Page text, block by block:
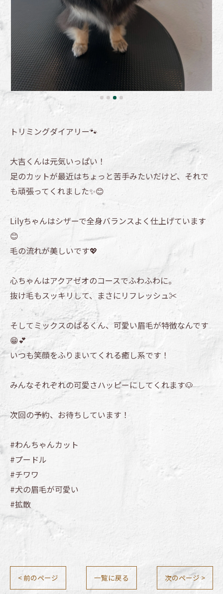
トリミングダイアリー🐾
大吉くんは元気いっぱい！
足のカットが最近はちょっと苦手みたいだけど、それで
も頑張ってくれました✨😊
Lilyちゃんはシザーで全身バランスよく仕上げています
😊
毛の流れが美しいです💖
心ちゃんはアクアゼオのコースでふわふわに。
抜け毛もスッキリして、まさにリフレッシュ✂️
そしてミックスのぱるくん、可愛い眉毛が特徴なんです
😁💕
いつも笑顔をふりまいてくれる癒し系です！
みんなそれぞれの可愛さハッピーにしてくれます🐶
次回の予約、お待ちしています！
#わんちゃんカット
#プードル
#チワワ
#犬の眉毛が可愛い
#拡散
< 前のページ 一覧に戻る 次のページ >